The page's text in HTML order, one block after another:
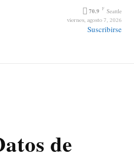
70.9 F Seattle
viernes, agosto 7, 2026
Suscribirse
de